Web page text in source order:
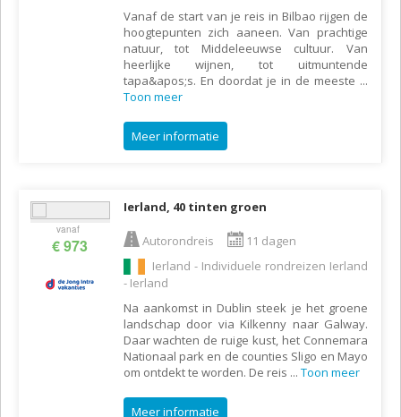
Vanaf de start van je reis in Bilbao rijgen de
hoogtepunten zich aaneen. Van prachtige
natuur, tot Middeleeuwse cultuur. Van
heerlijke wijnen, tot uitmuntende
tapa&apos;s. En doordat je in de meeste ...
Toon meer
Meer informatie
vanaf
€ 973
Ierland, 40 tinten groen
Autorondreis
11 dagen
Ierland - Individuele rondreizen Ierland
- Ierland
Na aankomst in Dublin steek je het groene
landschap door via Kilkenny naar Galway.
Daar wachten de ruige kust, het Connemara
Nationaal park en de counties Sligo en Mayo
om ontdekt te worden. De reis ... Toon meer
Meer informatie